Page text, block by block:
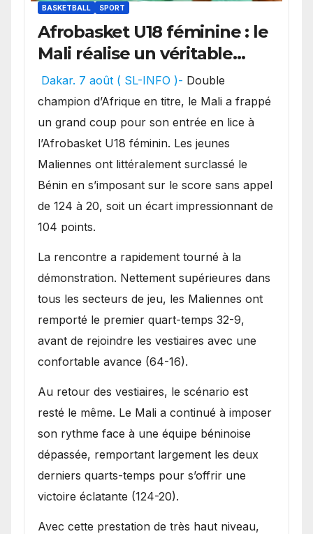
BASKETBALL SPORT
Afrobasket U18 féminine : le
Mali réalise un véritable
festival offensif et inflige
une lourde défaite au
Bénin.
Dakar. 7 août ( SL-INFO )- Double
champion d’Afrique en titre, le Mali a frappé
un grand coup pour son entrée en lice à
l’Afrobasket U18 féminin. Les jeunes
Maliennes ont littéralement surclassé le
Bénin en s’imposant sur le score sans appel
de 124 à 20, soit un écart impressionnant de
104 points.
La rencontre a rapidement tourné à la
démonstration. Nettement supérieures dans
tous les secteurs de jeu, les Maliennes ont
remporté le premier quart-temps 32-9,
avant de rejoindre les vestiaires avec une
confortable avance (64-16).
Au retour des vestiaires, le scénario est
resté le même. Le Mali a continué à imposer
son rythme face à une équipe béninoise
dépassée, remportant largement les deux
derniers quarts-temps pour s’offrir une
victoire éclatante (124-20).
Avec cette prestation de très haut niveau,